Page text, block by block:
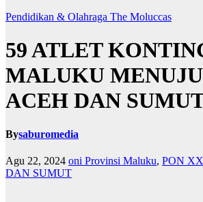
Pendidikan & Olahraga The Moluccas
59 ATLET
MALUKU
ACEH DAN
Bysaburomedia
Agu 22, 2024 oni Provinsi Maluku, PON
DAN SUMUT